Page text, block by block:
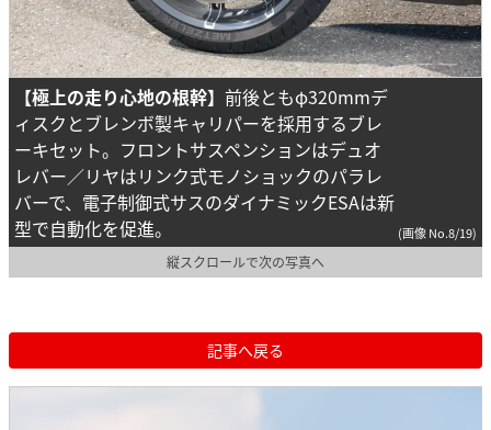
【極上の走り心地の根幹】 前後ともφ320mmデ
ィスクとブレンボ製キャリパーを採用するブレ
ーキセット。フロントサスペンションはデュオ
レバー／リヤはリンク式モノショックのパラレ
バーで、電子制御式サスのダイナミックESAは新
型で自動化を促進。
(画像 No.8/19)
縦スクロールで次の写真へ
記事へ戻る